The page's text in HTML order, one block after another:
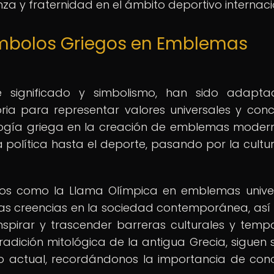
y fraternidad en el ámbito deportivo
Griegos en Emblemas
significado y simbolismo, han sido
para representar valores universales y
griega en la creación de emblemas
política hasta el deporte, pasando por la
como la Llama Olímpica en emblemas
creencias en la sociedad contemporánea,
y trascender barreras culturales y
mitológica de la antigua Grecia, siguen
actual, recordándonos la importancia de